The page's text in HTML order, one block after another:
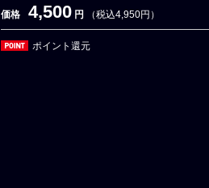
価格 4,500 円 （税込4,950円）
ポイント還元